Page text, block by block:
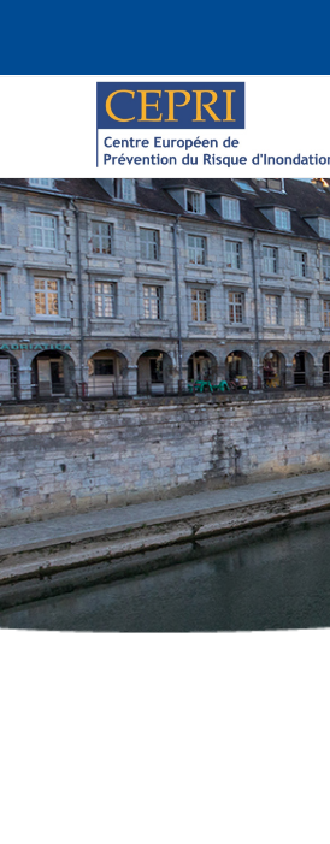
contenu
Centre